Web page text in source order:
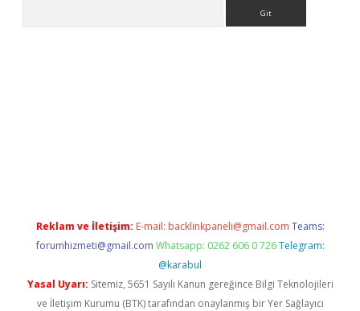
Reklam ve İletişim: E-mail: backlinkpaneli@gmail.com Teams:
forumhizmeti@gmail.com Whatsapp: 0262 606 0 726 Telegram:
@karabul
Yasal Uyarı: Sitemiz, 5651 Sayılı Kanun gereğince Bilgi Teknolojileri
ve İletişim Kurumu (BTK) tarafından onaylanmış bir Yer Sağlayıcı